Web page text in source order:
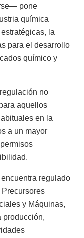
pone
química
la
para el desarrollo
químico y
no
aquellos
en la
a un mayor
regulado
y Máquinas,
producción,